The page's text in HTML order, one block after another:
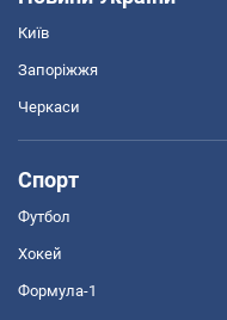
Київ
Запоріжжя
Черкаси
Спорт
Футбол
Хокей
Формула-1